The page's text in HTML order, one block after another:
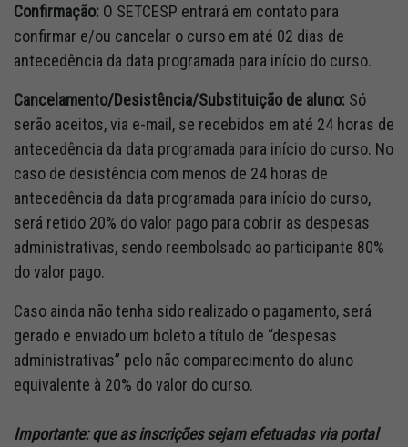
Confirmação: O SETCESP entrará em contato para
confirmar e/ou cancelar o curso em até 02 dias de
antecedência da data programada para início do curso.
Cancelamento/Desistência/Substituição de aluno: Só
serão aceitos, via e-mail, se recebidos em até 24 horas de
antecedência da data programada para início do curso. No
caso de desistência com menos de 24 horas de
antecedência da data programada para início do curso,
será retido 20% do valor pago para cobrir as despesas
administrativas, sendo reembolsado ao participante 80%
do valor pago.
Caso ainda não tenha sido realizado o pagamento, será
gerado e enviado um boleto a título de “despesas
administrativas” pelo não comparecimento do aluno
equivalente à 20% do valor do curso.
Importante: que as inscrições sejam efetuadas via portal